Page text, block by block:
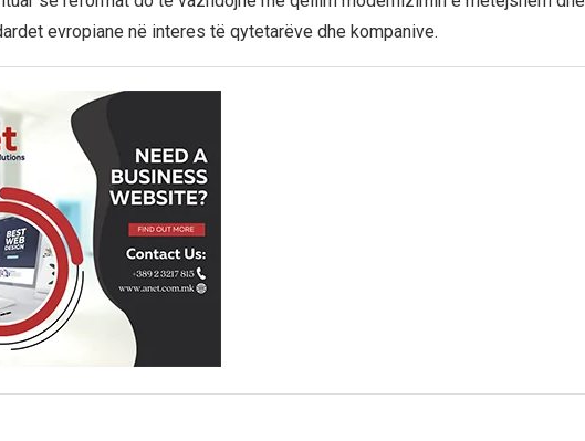
evropiane në interes të qytetarëve dhe kompanive.